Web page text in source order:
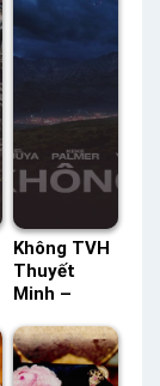
Không TVH
Thuyết
Minh –
Thuyết
Minh